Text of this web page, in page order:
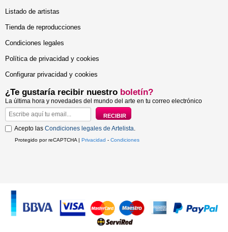
Listado de artistas
Tienda de reproducciones
Condiciones legales
Política de privacidad y cookies
Configurar privacidad y cookies
¿Te gustaría recibir nuestro boletín?
La última hora y novedades del mundo del arte en tu correo electrónico
Acepto las Condiciones legales de Artelista.
Protegido por reCAPTCHA | Privacidad - Condiciones